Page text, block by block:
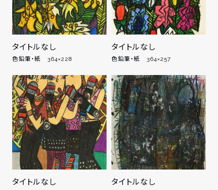
タイトルなし
色鉛筆・紙 364×228
タイトルなし
色鉛筆・紙 364×257
タイトルなし タイトルなし